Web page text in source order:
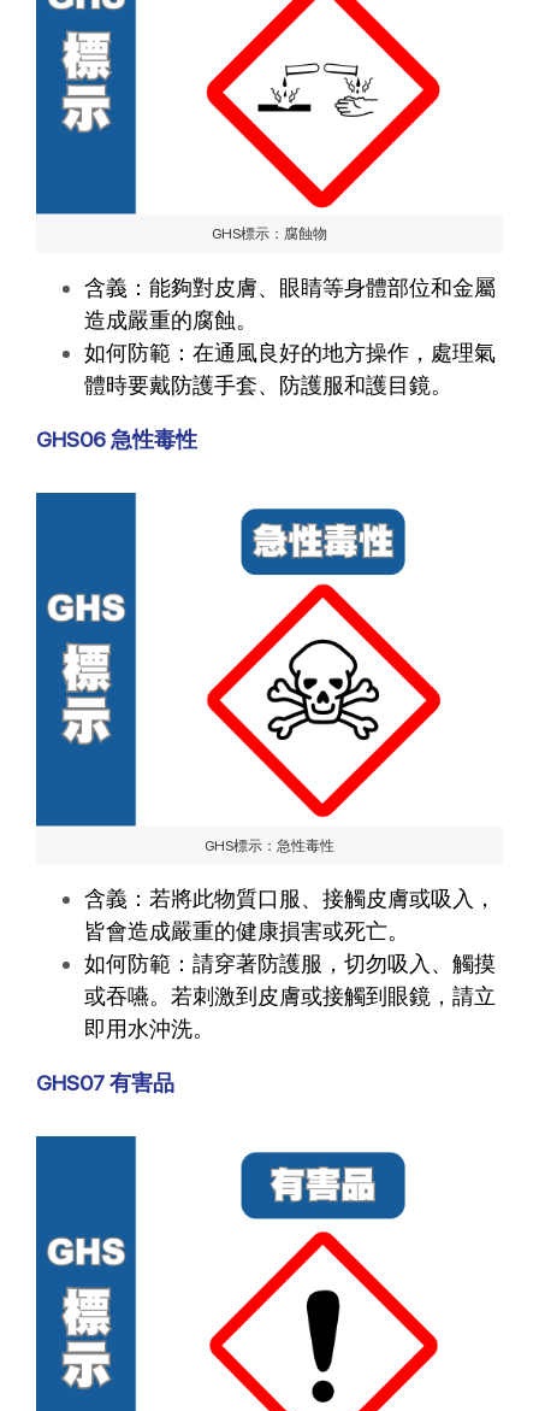
GHS標示：腐蝕物
含義：能夠對皮膚、眼睛等身體部位和金屬
造成嚴重的腐蝕。
如何防範：在通風良好的地方操作，處理氣
體時要戴防護手套、防護服和護目鏡。
GHS06 急性毒性
GHS標示：急性毒性
含義：若將此物質口服、接觸皮膚或吸入，
皆會造成嚴重的健康損害或死亡。
如何防範：請穿著防護服，切勿吸入、觸摸
或吞嚥。若刺激到皮膚或接觸到眼鏡，請立
即用水沖洗。
GHS07 有害品